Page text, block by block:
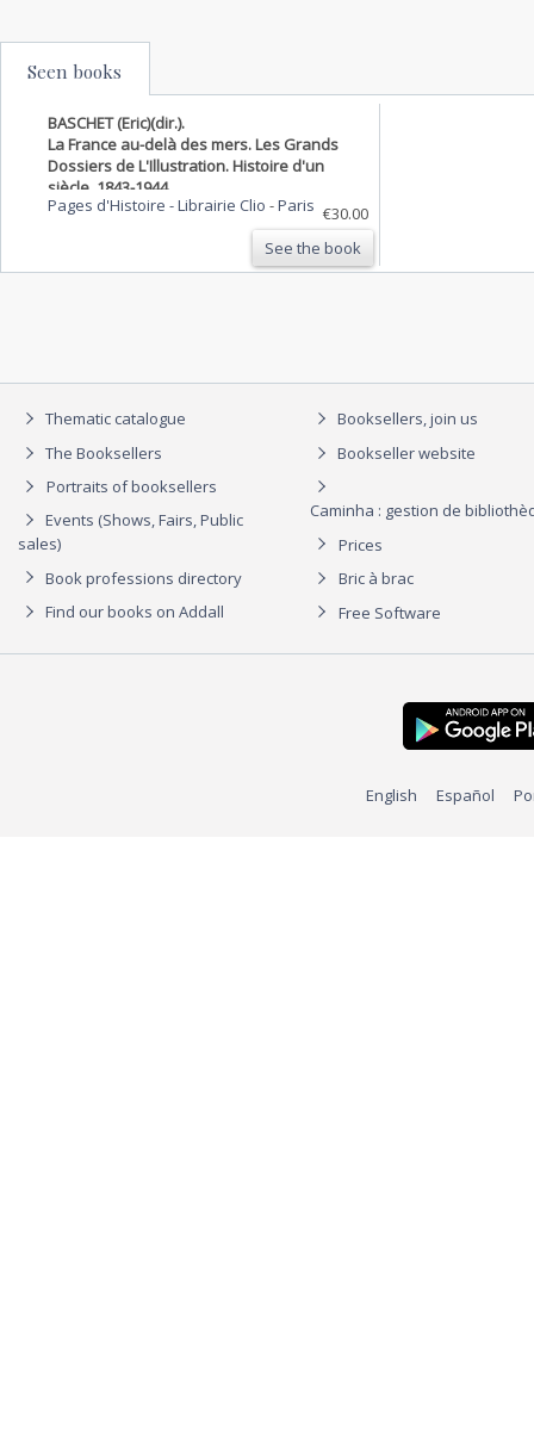
Seen books
BASCHET (Eric)(dir.).
La France au-delà des mers. Les Grands
Dossiers de L'Illustration. Histoire d'un
siècle, 1843-1944.
Pages d'Histoire - Librairie Clio -Paris €30.00
See the book
Thematic catalogue
The Booksellers
Portraits of booksellers
Events (Shows, Fairs, Public
sales)
Book professions directory
Find our books on Addall
Booksellers, join us
Bookseller website
Caminha : gestion de
Prices
Bric à brac
Free Software
English Español